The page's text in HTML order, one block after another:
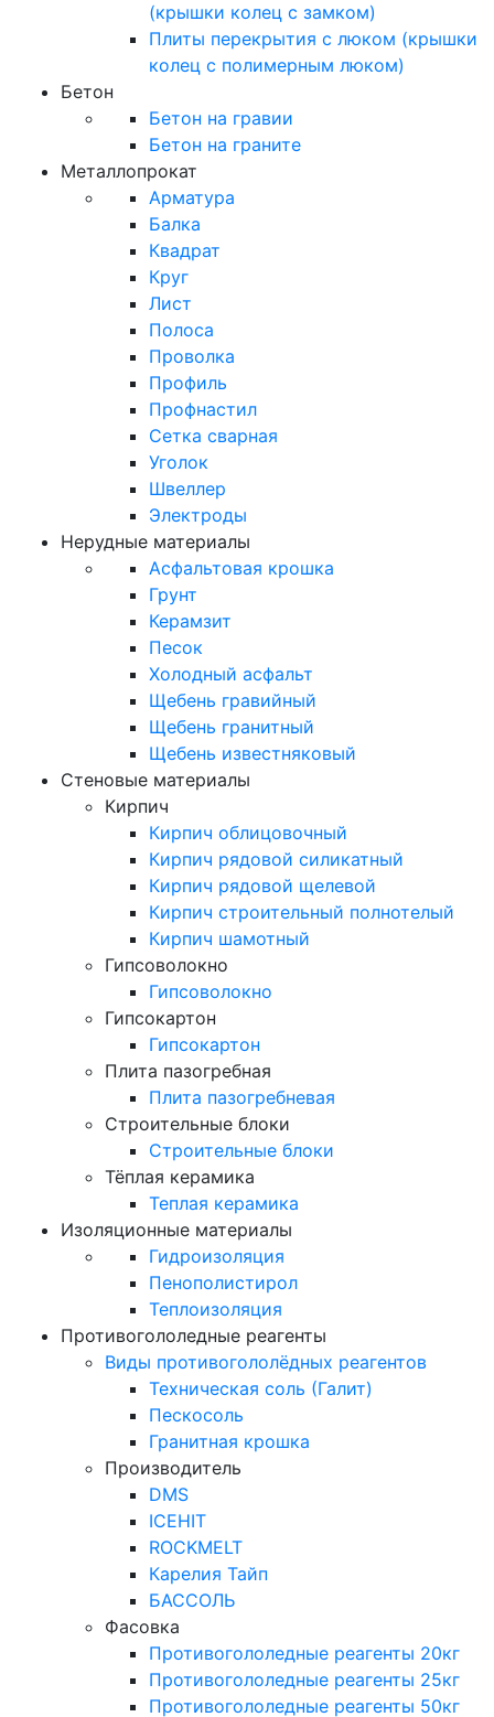
(крышки колец с замком)
Плиты перекрытия с люком (крышки
колец с полимерным люком)
Бетон
Бетон на гравии
Бетон на граните
Металлопрокат
Арматура
Балка
Квадрат
Круг
Лист
Полоса
Проволка
Профиль
Профнастил
Сетка сварная
Уголок
Швеллер
Электроды
Нерудные материалы
Асфальтовая крошка
Грунт
Керамзит
Песок
Холодный асфальт
Щебень гравийный
Щебень гранитный
Щебень известняковый
Стеновые материалы
Кирпич
Кирпич облицовочный
Кирпич рядовой силикатный
Кирпич рядовой щелевой
Кирпич строительный полнотелый
Кирпич шамотный
Гипсоволокно
Гипсоволокно
Гипсокартон
Гипсокартон
Плита пазогребная
Плита пазогребневая
Строительные блоки
Строительные блоки
Тёплая керамика
Теплая керамика
Изоляционные материалы
Гидроизоляция
Пенополистирол
Теплоизоляция
Противогололедные реагенты
Виды противогололёдных реагентов
Техническая соль (Галит)
Пескосоль
Гранитная крошка
Производитель
DMS
ICEHIT
ROCKMELT
Карелия Тайп
БАССОЛЬ
Фасовка
Противогололедные реагенты 20кг
Противогололедные реагенты 25кг
Противогололедные реагенты 50кг